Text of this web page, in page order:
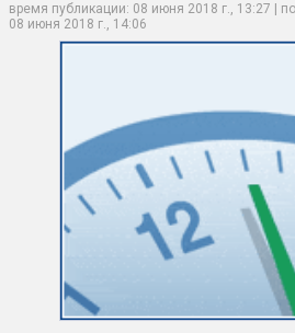
время публикации: 08 июня 2018 г., 13:27 |
08 июня 2018 г., 14:06